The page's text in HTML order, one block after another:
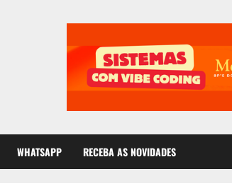
WHATSAPP RECEBA AS NOVIDADES